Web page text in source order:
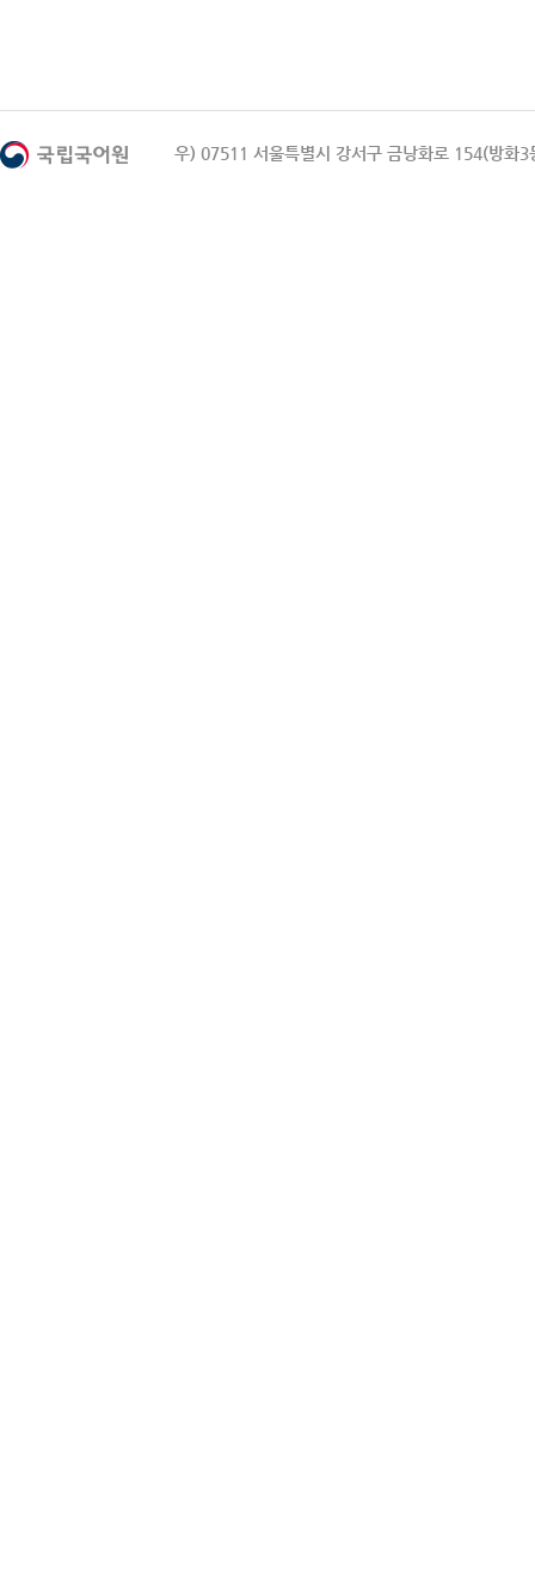
우) 07511 서울특별시 강서구 금낭화로 154(방화3